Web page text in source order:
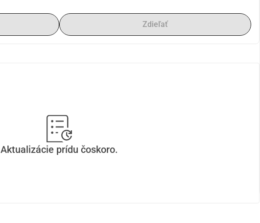
Zdieľať
Aktualizácie prídu čoskoro.